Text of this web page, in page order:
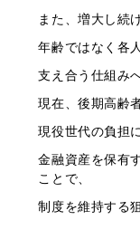
また、増大し続
年齢ではなく各
支え合う仕組み
現在、後期高齢
現役世代の負担
金融資産を保有
ことで、
制度を維持する